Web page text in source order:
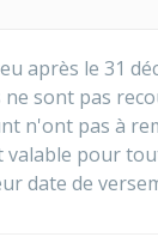
après le 31
sont pas
n'ont pas à
valable pour
date de